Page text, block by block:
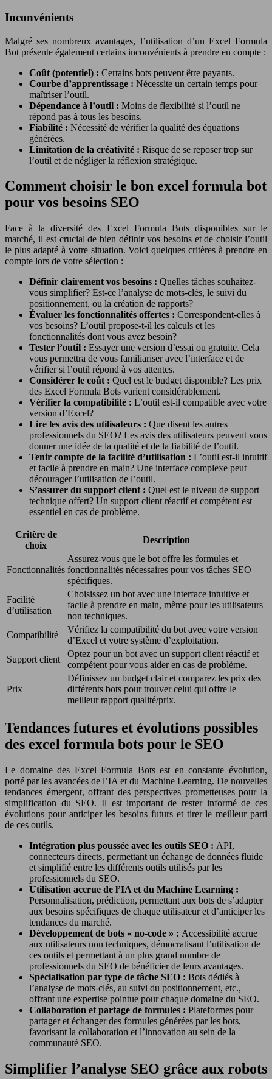
Inconvénients
Malgré ses nombreux avantages, l’utilisation d’un Excel Formula
Bot présente également certains inconvénients à prendre en compte :
Coût (potentiel) : Certains bots peuvent être payants.
Courbe d’apprentissage : Nécessite un certain temps pour
maîtriser l’outil.
Dépendance à l’outil : Moins de flexibilité si l’outil ne
répond pas à tous les besoins.
Fiabilité : Nécessité de vérifier la qualité des équations
générées.
Limitation de la créativité : Risque de se reposer trop sur
l’outil et de négliger la réflexion stratégique.
Comment choisir le bon excel formula bot
pour vos besoins SEO
Face à la diversité des Excel Formula Bots disponibles sur le
marché, il est crucial de bien définir vos besoins et de choisir l’outil
le plus adapté à votre situation. Voici quelques critères à prendre en
compte lors de votre sélection :
Définir clairement vos besoins : Quelles tâches souhaitez-
vous simplifier? Est-ce l’analyse de mots-clés, le suivi du
positionnement, ou la création de rapports?
Évaluer les fonctionnalités offertes : Correspondent-elles à
vos besoins? L’outil propose-t-il les calculs et les
fonctionnalités dont vous avez besoin?
Tester l’outil : Essayer une version d’essai ou gratuite. Cela
vous permettra de vous familiariser avec l’interface et de
vérifier si l’outil répond à vos attentes.
Considérer le coût : Quel est le budget disponible? Les prix
des Excel Formula Bots varient considérablement.
Vérifier la compatibilité : L’outil est-il compatible avec votre
version d’Excel?
Lire les avis des utilisateurs : Que disent les autres
professionnels du SEO? Les avis des utilisateurs peuvent vous
donner une idée de la qualité et de la fiabilité de l’outil.
Tenir compte de la facilité d’utilisation : L’outil est-il intuitif
et facile à prendre en main? Une interface complexe peut
décourager l’utilisation de l’outil.
S’assurer du support client : Quel est le niveau de support
technique offert? Un support client réactif et compétent est
essentiel en cas de problème.
Critère de
choix
Description
Fonctionnalités
Assurez-vous que le bot offre les formules et
fonctionnalités nécessaires pour vos tâches SEO
spécifiques.
Facilité
d’utilisation
Choisissez un bot avec une interface intuitive et
facile à prendre en main, même pour les utilisateurs
non techniques.
Compatibilité
Vérifiez la compatibilité du bot avec votre version
d’Excel et votre système d’exploitation.
Support client
Optez pour un bot avec un support client réactif et
compétent pour vous aider en cas de problème.
Prix
Définissez un budget clair et comparez les prix des
différents bots pour trouver celui qui offre le
meilleur rapport qualité/prix.
Tendances futures et évolutions possibles
des excel formula bots pour le SEO
Le domaine des Excel Formula Bots est en constante évolution,
porté par les avancées de l’IA et du Machine Learning. De nouvelles
tendances émergent, offrant des perspectives prometteuses pour la
simplification du SEO. Il est important de rester informé de ces
évolutions pour anticiper les besoins futurs et tirer le meilleur parti
de ces outils.
Intégration plus poussée avec les outils SEO : API,
connecteurs directs, permettant un échange de données fluide
et simplifié entre les différents outils utilisés par les
professionnels du SEO.
Utilisation accrue de l’IA et du Machine Learning :
Personnalisation, prédiction, permettant aux bots de s’adapter
aux besoins spécifiques de chaque utilisateur et d’anticiper les
tendances du marché.
Développement de bots « no-code » : Accessibilité accrue
aux utilisateurs non techniques, démocratisant l’utilisation de
ces outils et permettant à un plus grand nombre de
professionnels du SEO de bénéficier de leurs avantages.
Spécialisation par type de tâche SEO : Bots dédiés à
l’analyse de mots-clés, au suivi du positionnement, etc.,
offrant une expertise pointue pour chaque domaine du SEO.
Collaboration et partage de formules : Plateformes pour
partager et échanger des formules générées par les bots,
favorisant la collaboration et l’innovation au sein de la
communauté SEO.
Simplifier l’analyse SEO grâce aux robots